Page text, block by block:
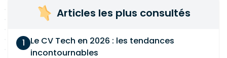
Articles les plus consultés
Le CV Tech en 2026 : les tendances
incontournables